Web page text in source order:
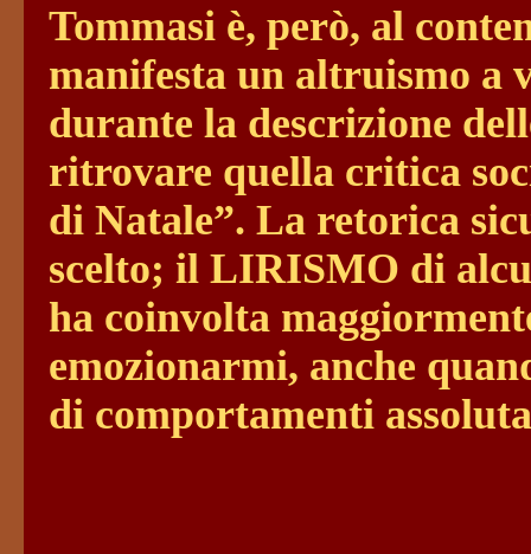
Tommasi è, però, al
manifesta un altruismo
durante la descrizione
ritrovare quella critica
di Natale”. La retorica
scelto; il LIRISMO di
ha coinvolta
emozionarmi, anche
di comportamenti